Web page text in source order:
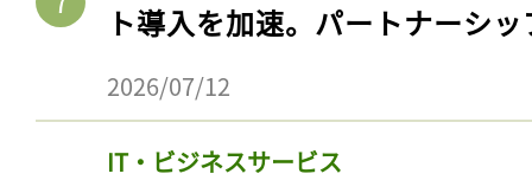
ト導入を加速。パートナーシ
2026/07/12
IT・ビジネスサービス